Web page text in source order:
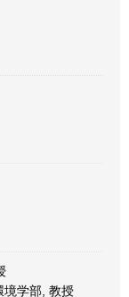
境学部, 教授